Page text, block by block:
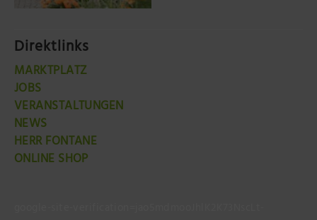
Direktlinks
MARKTPLATZ
JOBS
VERANSTALTUNGEN
NEWS
HERR FONTANE
ONLINE SHOP